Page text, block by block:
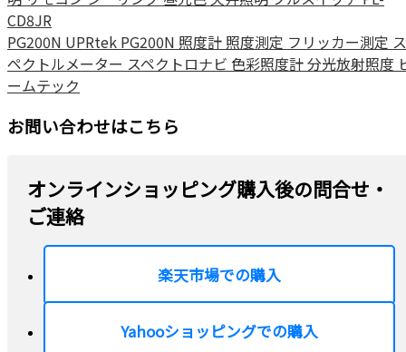
CD8JR
PG200N UPRtek PG200N 照度計 照度測定 フリッカー測定 ス
ペクトルメーター スペクトロナビ 色彩照度計 分光放射照度
ームテック
お問い合わせはこちら
オンラインショッピング購入後の問合せ・
ご連絡
楽天市場での購入
Yahooショッピングでの購入